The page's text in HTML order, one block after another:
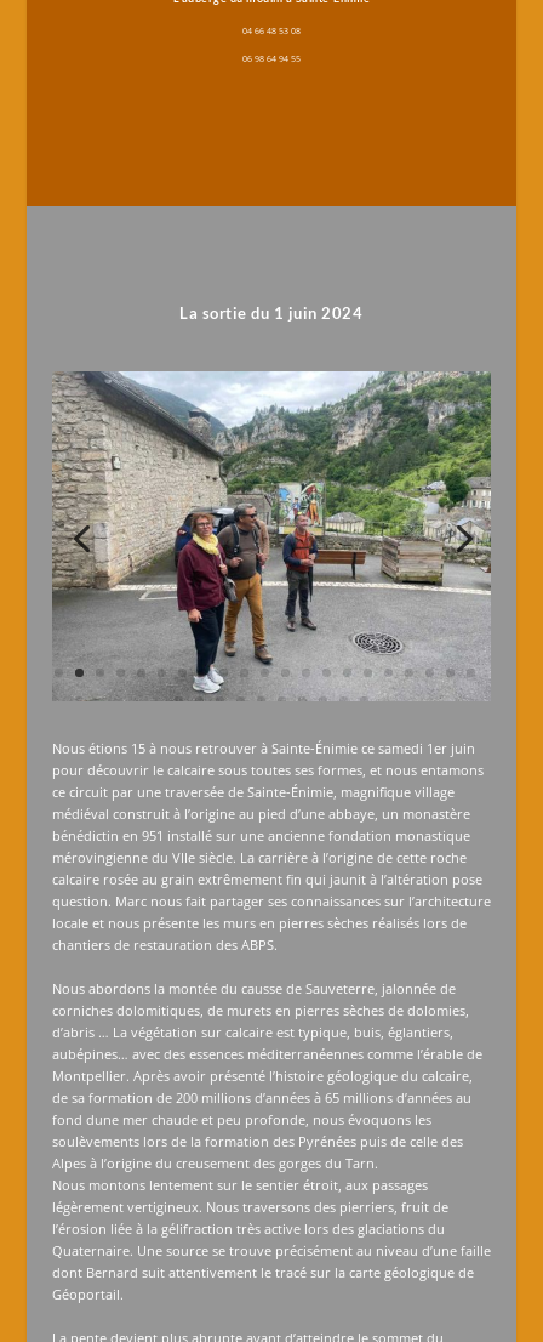
04 66 48 53 08
06 98 64 94 55
La sortie du 1 juin 2024
Nous étions 15 à nous retrouver à Sainte-Énimie ce samedi 1er juin
pour découvrir le calcaire sous toutes ses formes, et nous entamons
ce circuit par une traversée de Sainte-Énimie, magnifique village
médiéval construit à l’origine au pied d’une abbaye, un monastère
bénédictin en 951 installé sur une ancienne fondation monastique
mérovingienne du VIIe siècle. La carrière à l’origine de cette roche
calcaire rosée au grain extrêmement fin qui jaunit à l’altération pose
question. Marc nous fait partager ses connaissances sur l’architecture
locale et nous présente les murs en pierres sèches réalisés lors de
chantiers de restauration des ABPS.
Nous abordons la montée du causse de Sauveterre, jalonnée de
corniches dolomitiques, de murets en pierres sèches de dolomies,
d’abris … La végétation sur calcaire est typique, buis, églantiers,
aubépines… avec des essences méditerranéennes comme l’érable de
Montpellier. Après avoir présenté l’histoire géologique du calcaire,
de sa formation de 200 millions d’années à 65 millions d’années au
fond dune mer chaude et peu profonde, nous évoquons les
soulèvements lors de la formation des Pyrénées puis de celle des
Alpes à l’origine du creusement des gorges du Tarn.
Nous montons lentement sur le sentier étroit, aux passages
légèrement vertigineux. Nous traversons des pierriers, fruit de
l’érosion liée à la gélifraction très active lors des glaciations du
Quaternaire. Une source se trouve précisément au niveau d’une faille
dont Bernard suit attentivement le tracé sur la carte géologique de
Géoportail.
La pente devient plus abrupte avant d’atteindre le sommet du